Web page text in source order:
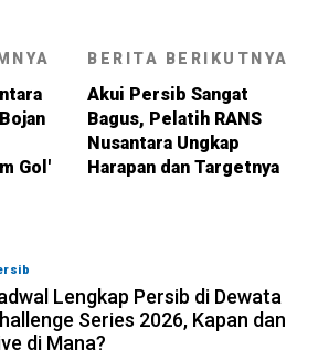
Gol'
BERITA BERIKUTNYA
Akui Persib Sangat
Bagus, Pelatih RANS
Nusantara Ungkap
Harapan dan Targetnya
Lengkap Persib di Dewata
Series 2026, Kapan dan
di Mana?